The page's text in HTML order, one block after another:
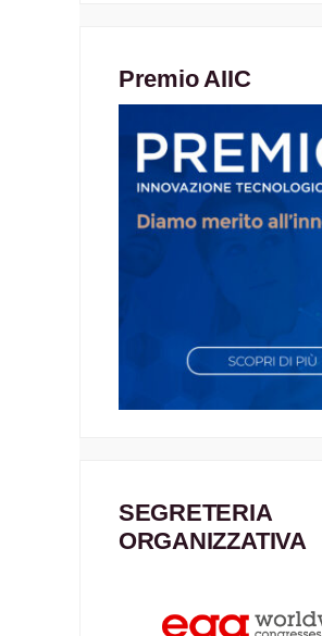
Premio AIIC
SEGRETERIA
ORGANIZZATIVA